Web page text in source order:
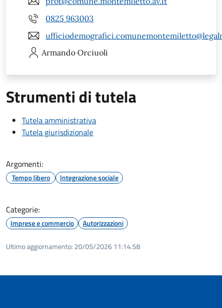
0825 963003
Armando Orciuoli
Strumenti di tutela
Tutela amministrativa
Tutela giurisdizionale
Argomenti:
Tempo libero Integrazione sociale
Categorie:
Imprese e commercio Autorizzazioni
Ultimo aggiornamento: 20/05/2026 11:14.58